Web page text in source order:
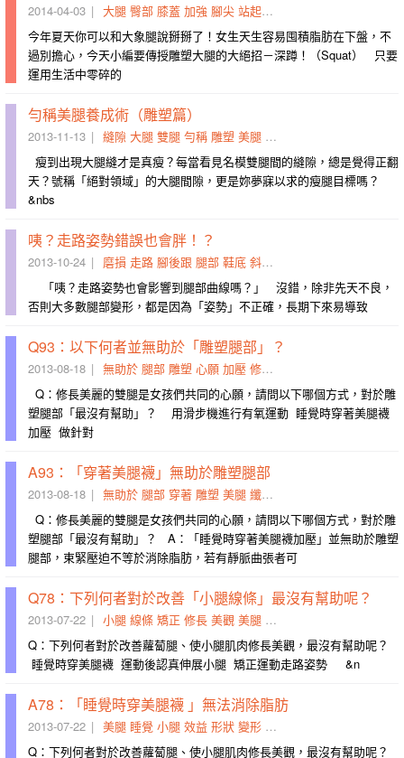
2014-04-03 大腿 臀部 膝蓋 加強 腳尖 站起來
今年夏天你可以和大象腿說掰掰了！女生天生容易囤積脂肪在下盤，不
過別擔心，今天小編要傳授雕塑大腿的大絕招－深蹲！（Squat） 只要
運用生活中零碎的
勻稱美腿養成術（雕塑篇）
2013-11-13 縫隙 大腿 雙腿 勻稱 雕塑 美腿 內側
瘦到出現大腿縫才是真瘦？每當看見名模雙腿間的縫隙，總是覺得正翻
天？號稱「絕對領域」的大腿間隙，更是妳夢寐以求的瘦腿目標嗎？
&nbs
咦？走路姿勢錯誤也會胖！？
2013-10-24 磨損 走路 腳後跟 腿部 鞋底 斜面
「咦？走路姿勢也會影響到腿部曲線嗎？」 沒錯，除非先天不良，
否則大多數腿部變形，都是因為「姿勢」不正確，長期下來易導致
Q93：以下何者並無助於「雕塑腿部」？
2013-08-18 無助於 腿部 雕塑 心願 加壓 修長
Q：修長美麗的雙腿是女孩們共同的心願，請問以下哪個方式，對於雕
塑腿部「最沒有幫助」？ 用滑步機進行有氧運動 睡覺時穿著美腿襪
加壓 做針對
A93：「穿著美腿襪」無助於雕塑腿部
2013-08-18 無助於 腿部 穿著 雕塑 美腿 纖細
Q：修長美麗的雙腿是女孩們共同的心願，請問以下哪個方式，對於雕
塑腿部「最沒有幫助」？ A：「睡覺時穿著美腿襪加壓」並無助於雕塑
腿部，束緊壓迫不等於消除脂肪，若有靜脈曲張者可
Q78：下列何者對於改善「小腿線條」最沒有幫助呢？
2013-07-22 小腿 線條 矯正 修長 美觀 美腿 睡覺
Q：下列何者對於改善蘿蔔腿、使小腿肌肉修長美觀，最沒有幫助呢？
睡覺時穿美腿襪 運動後認真伸展小腿 矯正運動走路姿勢 &n
A78：「睡覺時穿美腿襪 」無法消除脂肪
2013-07-22 美腿 睡覺 小腿 效益 形狀 變形 無法
Q：下列何者對於改善蘿蔔腿、使小腿肌肉修長美觀，最沒有幫助呢？